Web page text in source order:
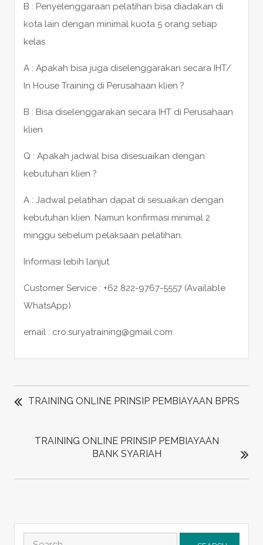
B : Penyelenggaraan pelatihan bisa diadakan di
kota lain dengan minimal kuota 5 orang setiap
kelas
A : Apakah bisa juga diselenggarakan secara IHT/
In House Training di Perusahaan klien ?
B : Bisa diselenggarakan secara IHT di Perusahaan
klien
Q : Apakah jadwal bisa disesuaikan dengan
kebutuhan klien ?
A : Jadwal pelatihan dapat di sesuaikan dengan
kebutuhan klien. Namun konfirmasi minimal 2
minggu sebelum pelaksaan pelatihan.
Informasi lebih lanjut
Customer Service : +62 822-9767-5557 (Available
WhatsApp)
email : cro.suryatraining@gmail.com
POST
NAVIGATION
TRAINING ONLINE PRINSIP PEMBIAYAAN BPRS
TRAINING ONLINE PRINSIP PEMBIAYAAN
BANK SYARIAH
Search